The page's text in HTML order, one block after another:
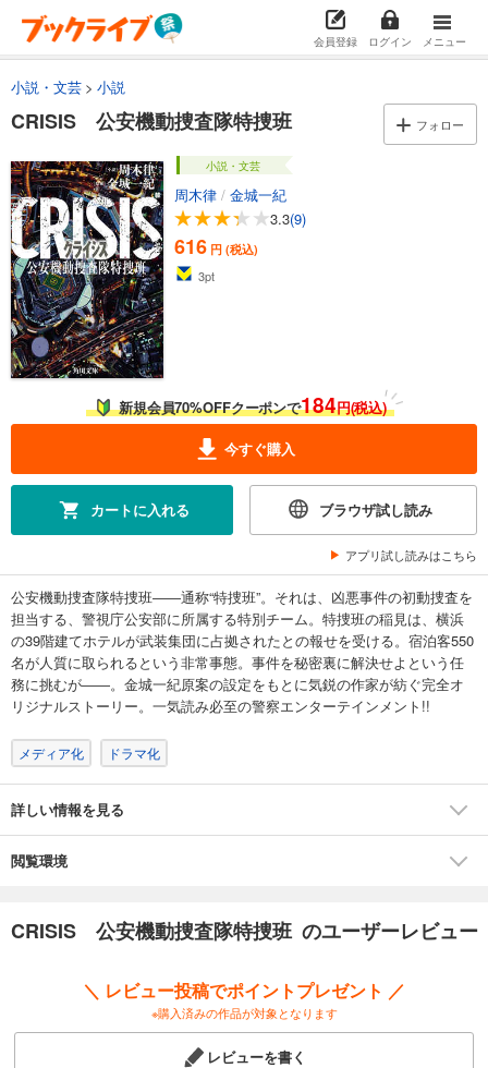
会員登録 ログイン メニュー
小説・文芸 小説
CRISIS 公安機動捜査隊特捜班 フォロー
小説・文芸
周木律 / 金城一紀
3.3(9)
616 円 (税込)
3pt
新規会員70%OFFクーポンで184円(税込)
今すぐ購入
カートに入れる ブラウザ試し読み
アプリ試し読みはこちら
公安機動捜査隊特捜班――通称“特捜班”。それは、凶悪事件の初動捜査を
担当する、警視庁公安部に所属する特別チーム。特捜班の稲見は、横浜
の39階建てホテルが武装集団に占拠されたとの報せを受ける。宿泊客550
名が人質に取られるという非常事態。事件を秘密裏に解決せよという任
務に挑むが――。金城一紀原案の設定をもとに気鋭の作家が紡ぐ完全オ
リジナルストーリー。一気読み必至の警察エンターテインメント!!
メディア化 ドラマ化
詳しい情報を見る
閲覧環境
CRISIS 公安機動捜査隊特捜班 のユーザーレビュー
＼ レビュー投稿でポイントプレゼント ／
※購入済みの作品が対象となります
レビューを書く